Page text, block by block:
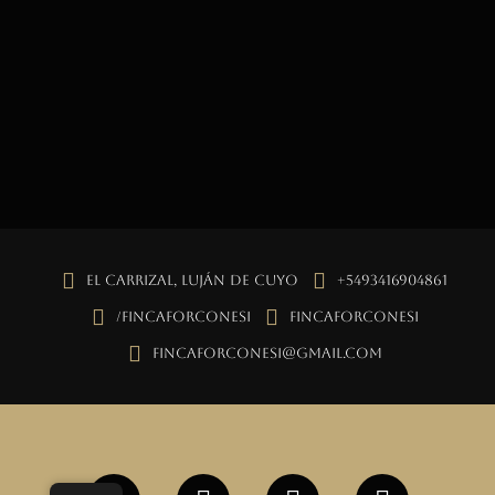
El Carrizal, Luján de Cuyo +5493416904861
/fincaforconesi fincaforconesi
fincaforconesi@gmail.com